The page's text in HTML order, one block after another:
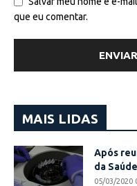
que eu comentar.
MAIS LIDAS
Após
da
05/03/2020